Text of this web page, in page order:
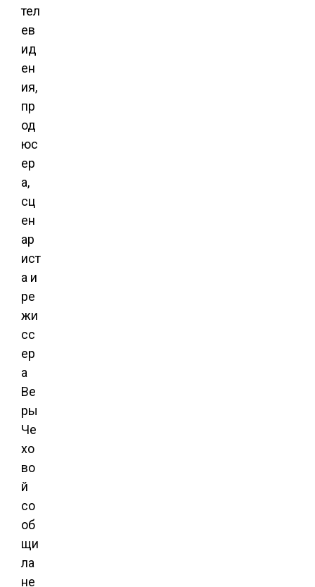
тел
ев
ид
ен
ия,
пр
од
юс
ер
а,
сц
ен
ар
ист
а и
ре
жи
сс
ер
а
Ве
ры
Че
хо
во
й
со
об
щи
ла
не